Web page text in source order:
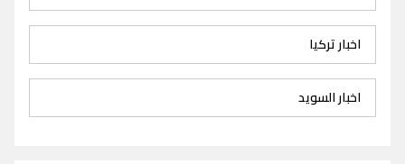
اخبار تركيا
اخبار السويد